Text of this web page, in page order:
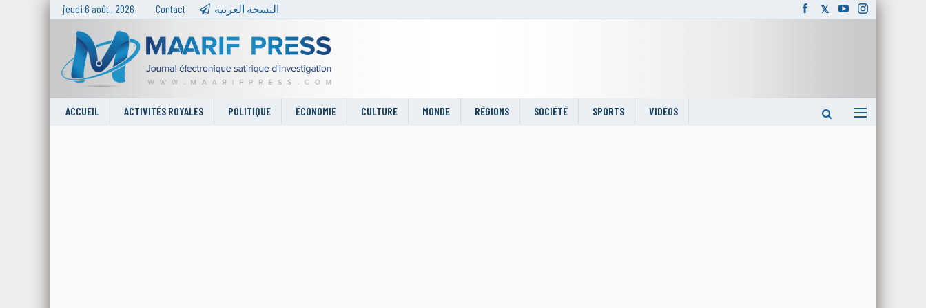
jeudi 6 août , 2026 Contact النسخة العربية
ACCUEIL ACTIVITÉS ROYALES POLITIQUE ÉCONOMIE CULTURE MONDE RÉGIONS SOCIÉTÉ SPORTS VIDÉOS